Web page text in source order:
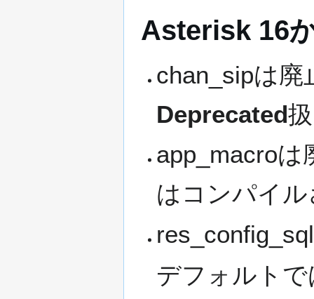
Asterisk 16
chan_sipは
Deprecated
app_macroは
はコンパイ
デフォルト